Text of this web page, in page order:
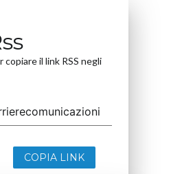
il link RSS negli
COPIA LINK